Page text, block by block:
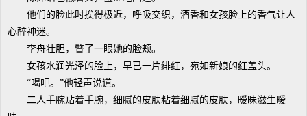
他们的脸此时挨得极近，呼吸交织，酒香和女孩脸上的香气让人
心醉神迷。
李舟壮胆，瞥了一眼她的脸颊。
女孩水润光泽的脸上，早已一片绯红，宛如新娘的红盖头。
“喝吧。”他轻声说道。
二人手腕贴着手腕，细腻的皮肤粘着细腻的皮肤，暧昧滋生暧